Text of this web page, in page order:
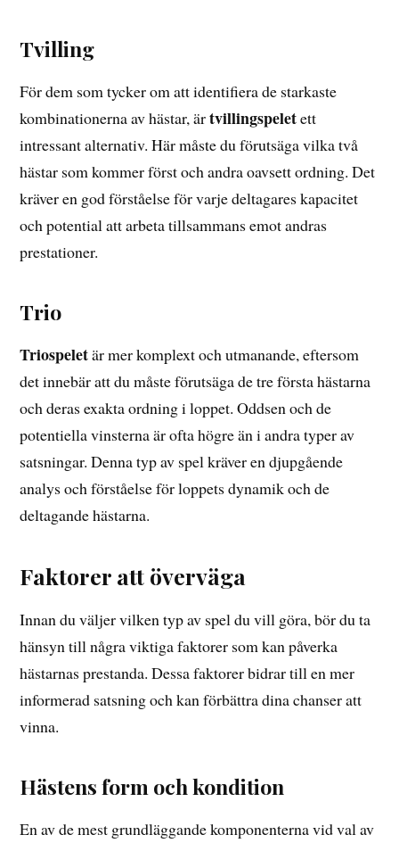
Tvilling
För dem som tycker om att identifiera de starkaste
kombinationerna av hästar, ärtvillingspeletett
intressant alternativ. Här måste du förutsäga vilka två
hästar som kommer först och andra oavsett ordning. Det
kräver en god förståelse för varje deltagares kapacitet
och potential att arbeta tillsammans emot andras
prestationer.
Trio
Triospeletär mer komplext och utmanande, eftersom
det innebär att du måste förutsäga de tre första hästarna
och deras exakta ordning i loppet. Oddsen och de
potentiella vinsterna är ofta högre än i andra typer av
satsningar. Denna typ av spel kräver en djupgående
analys och förståelse för loppets dynamik och de
deltagande hästarna.
Faktorer att överväga
Innan du väljer vilken typ av spel du vill göra, bör du ta
hänsyn till några viktiga faktorer som kan påverka
hästarnas prestanda. Dessa faktorer bidrar till en mer
informerad satsning och kan förbättra dina chanser att
vinna.
Hästens form och kondition
En av de mest grundläggande komponenterna vid val av